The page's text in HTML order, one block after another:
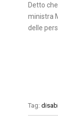
Detto
ministra
delle
Tag: